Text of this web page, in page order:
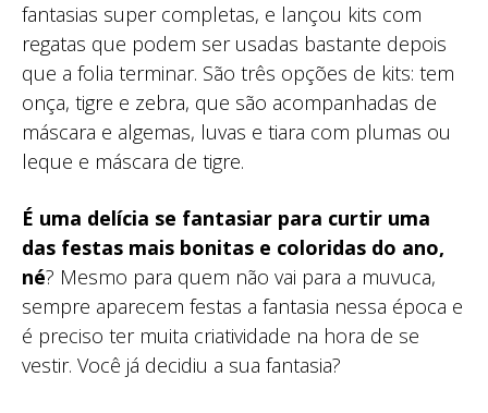
fantasias super completas, e lançou kits com
regatas que podem ser usadas bastante depois
que a folia terminar. São três opções de kits: tem
onça, tigre e zebra, que são acompanhadas de
máscara e algemas, luvas e tiara com plumas ou
leque e máscara de tigre.
É uma delícia se fantasiar para curtir uma
das festas mais bonitas e coloridas do ano,
né? Mesmo para quem não vai para a muvuca,
sempre aparecem festas a fantasia nessa época e
é preciso ter muita criatividade na hora de se
vestir. Você já decidiu a sua fantasia?